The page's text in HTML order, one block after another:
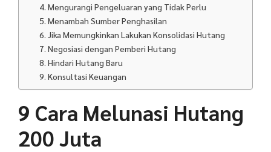
4. Mengurangi Pengeluaran yang Tidak Perlu
5. Menambah Sumber Penghasilan
6. Jika Memungkinkan Lakukan Konsolidasi Hutang
7. Negosiasi dengan Pemberi Hutang
8. Hindari Hutang Baru
9. Konsultasi Keuangan
9 Cara Melunasi Hutang
200 Juta